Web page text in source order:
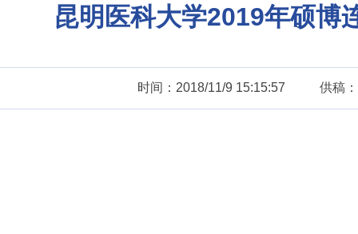
昆明医科大学2019年硕博
时间：2018/11/9 15:15:57 供稿